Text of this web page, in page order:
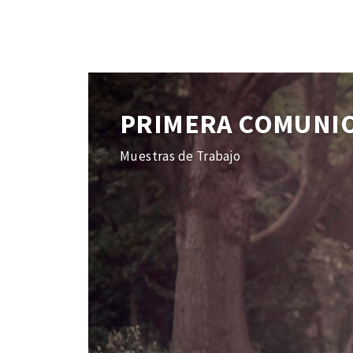
PRIMERA
Muestras de Trabajo